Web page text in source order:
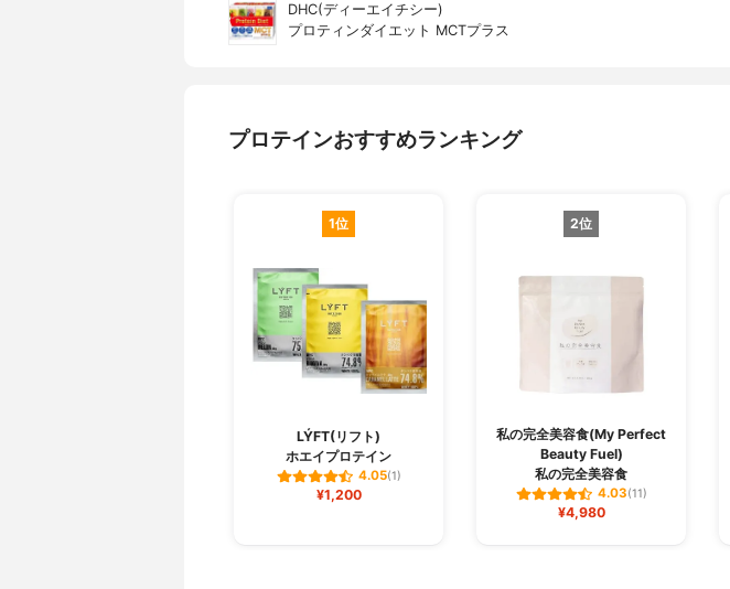
DHC(ディーエイチシー)
プロティンダイエット MCTプラス
プロテインおすすめランキング
1位
LÝFT(リフト)
ホエイプロテイン
4.05(1)
¥1,200
2位
私の完全美容食(My Perfect
Beauty Fuel)
私の完全美容食
4.03(11)
¥4,980